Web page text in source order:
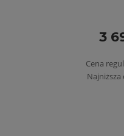
3
Cena
Najniższa